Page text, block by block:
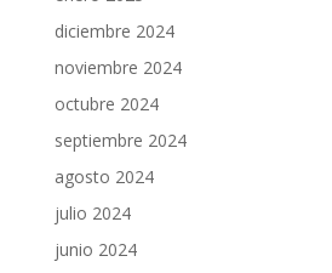
diciembre 2024
noviembre 2024
octubre 2024
septiembre 2024
agosto 2024
julio 2024
junio 2024